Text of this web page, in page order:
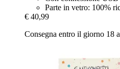
Parte in vetro: 100%
€ 40,99
Consegna entro il giorno 18